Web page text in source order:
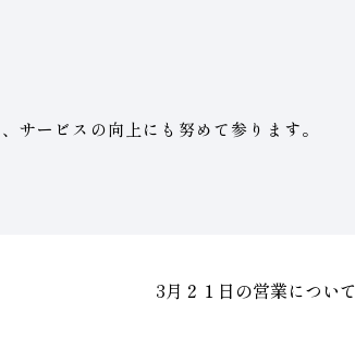
ービスの向上にも努めて参ります。
3月２１日の営業について